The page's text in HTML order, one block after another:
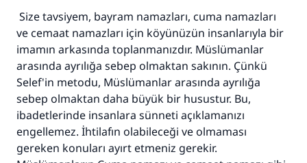
Size tavsiyem, bayram namazları, cuma namazları
ve cemaat namazları için köyünüzün insanlarıyla bir
imamın arkasında toplanmanızdır. Müslümanlar
arasında ayrılığa sebep olmaktan sakının. Çünkü
Selef'in metodu, Müslümanlar arasında ayrılığa
sebep olmaktan daha büyük bir husustur. Bu,
ibadetlerinde insanlara sünneti açıklamanızı
engellemez. İhtilafın olabileceği ve olmaması
gereken konuları ayırt etmeniz gerekir.